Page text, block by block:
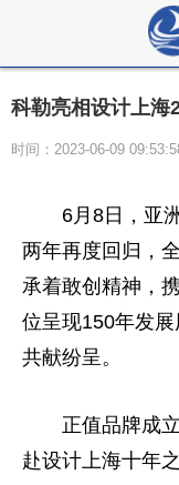
科勒亮相设计上海
时间：2023-06-09
6月8日，亚
两年再度回归，
承着敢创精神，
位呈现150年发
共献纷呈。
正值品牌成
赴设计上海十年